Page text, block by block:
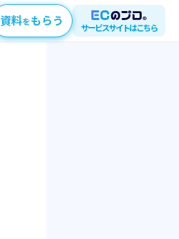
資料をもらう サービスサイトはこちら